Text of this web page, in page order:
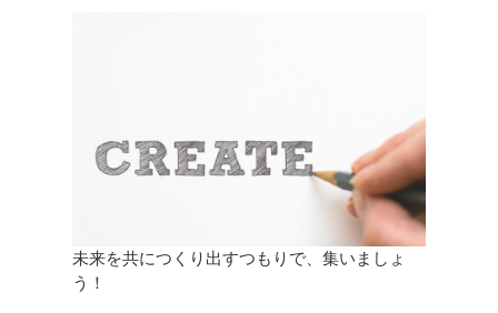
未来を共につくり出すつもりで、集いましょ
う！